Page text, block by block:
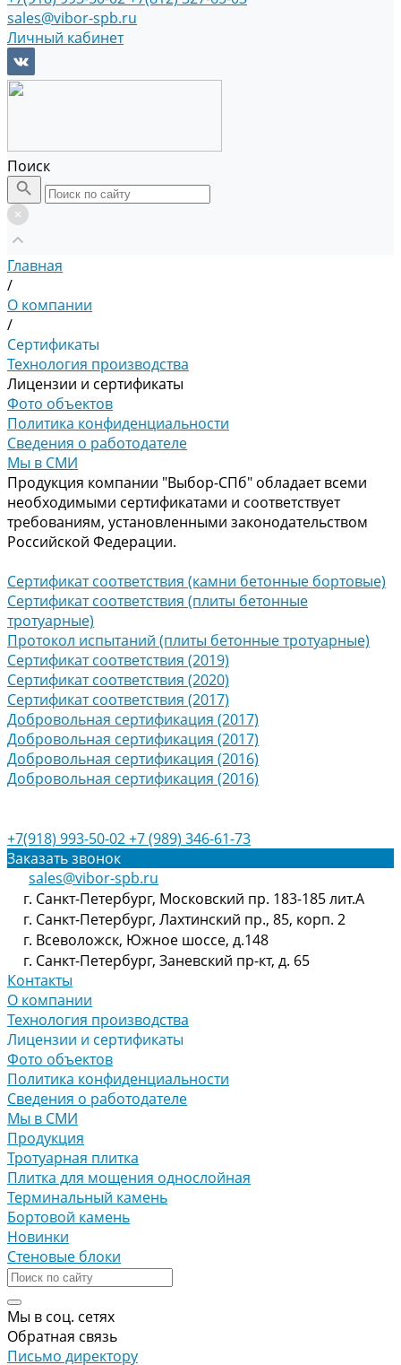
sales@vibor-spb.ru
Личный кабинет
Поиск
Главная
/
О компании
/
Сертификаты
Технология производства
Лицензии и сертификаты
Фото объектов
Политика конфиденциальности
Сведения о работодателе
Мы в СМИ
Продукция компании "Выбор-СПб" обладает всеми
необходимыми сертификатами и соответствует
требованиям, установленными законодательством
Российской Федерации.
Сертификат соответствия (камни бетонные бортовые)
Сертификат соответствия (плиты бетонные
тротуарные)
Протокол испытаний (плиты бетонные тротуарные)
Сертификат соответствия (2019)
Сертификат соответствия (2020)
Сертификат соответствия (2017)
Добровольная сертификация (2017)
Добровольная сертификация (2017)
Добровольная сертификация (2016)
Добровольная сертификация (2016)
+7(918) 993-50-02+7 (989) 346-61-73
Заказать звонок
sales@vibor-spb.ru
г. Санкт-Петербург, Московский пр. 183-185 лит.А
г. Санкт-Петербург, Лахтинский пр., 85, корп. 2
г. Всеволожск, Южное шоссе, д.148
г. Санкт-Петербург, Заневский пр-кт, д. 65
Контакты
О компании
Технология производства
Лицензии и сертификаты
Фото объектов
Политика конфиденциальности
Сведения о работодателе
Мы в СМИ
Продукция
Тротуарная плитка
Плитка для мощения однослойная
Терминальный камень
Бортовой камень
Новинки
Стеновые блоки
Мы в соц. сетях
Обратная связь
Письмо директору